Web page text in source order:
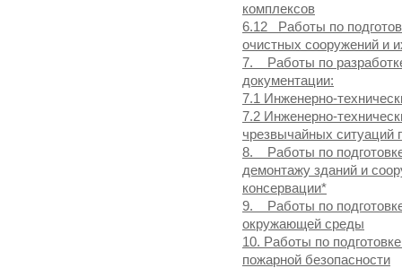
комплексов
6.12 Работы по
очистных сооружений и
7. Работы по
документации:
7.1 Инженерно-
7.2 Инженерно-
чрезвычайных ситуаций
8. Работы по подготовке
демонтажу зданий и
консервации*
9. Работы по
окружающей среды
10. Работы по
пожарной безопасности